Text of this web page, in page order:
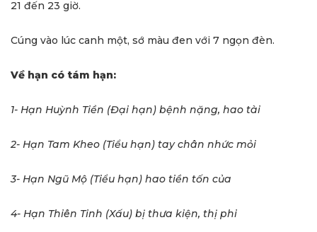
21 đến 23 giờ.
Cúng vào lúc canh một, sớ màu đen với 7 ngọn đèn.
Về hạn có tám hạn:
1- Hạn Huỳnh Tiền (Đại hạn) bệnh nặng, hao tài
2- Hạn Tam Kheo (Tiểu hạn) tay chân nhức mỏi
3- Hạn Ngũ Mộ (Tiểu hạn) hao tiền tốn của
4- Hạn Thiên Tinh (Xấu) bị thưa kiện, thị phi